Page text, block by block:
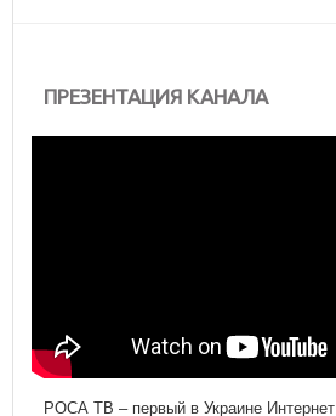
ПРЕЗЕНТАЦИЯ КАНАЛА
РОСА ТВ – первый в Украине